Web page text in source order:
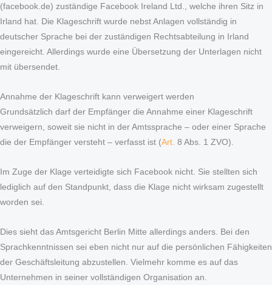
(facebook.de) zuständige Facebook Ireland Ltd., welche ihren Sitz in
Irland hat. Die Klageschrift wurde nebst Anlagen vollständig in
deutscher Sprache bei der zuständigen Rechtsabteilung in Irland
eingereicht. Allerdings wurde eine Übersetzung der Unterlagen nicht
mit übersendet.
Annahme der Klageschrift kann verweigert werden
Grundsätzlich darf der Empfänger die Annahme einer Klageschrift
verweigern, soweit sie nicht in der Amtssprache – oder einer Sprache
die der Empfänger versteht – verfasst ist (Art. 8 Abs. 1 ZVO).
Im Zuge der Klage verteidigte sich Facebook nicht. Sie stellten sich
lediglich auf den Standpunkt, dass die Klage nicht wirksam zugestellt
worden sei.
Dies sieht das Amtsgericht Berlin Mitte allerdings anders. Bei den
Sprachkenntnissen sei eben nicht nur auf die persönlichen Fähigkeiten
der Geschäftsleitung abzustellen. Vielmehr komme es auf das
Unternehmen in seiner vollständigen Organisation an.